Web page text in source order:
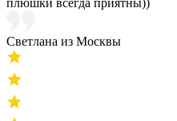
плюшки всегда приятны))
Светлана из Москвы